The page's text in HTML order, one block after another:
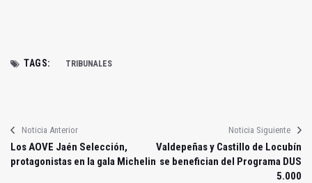
TAGS: TRIBUNALES
Noticia Anterior
Los AOVE Jaén Selección,
protagonistas en la gala Michelin
Noticia Siguiente
Valdepeñas y Castillo de Locubín
se benefician del Programa DUS
5.000